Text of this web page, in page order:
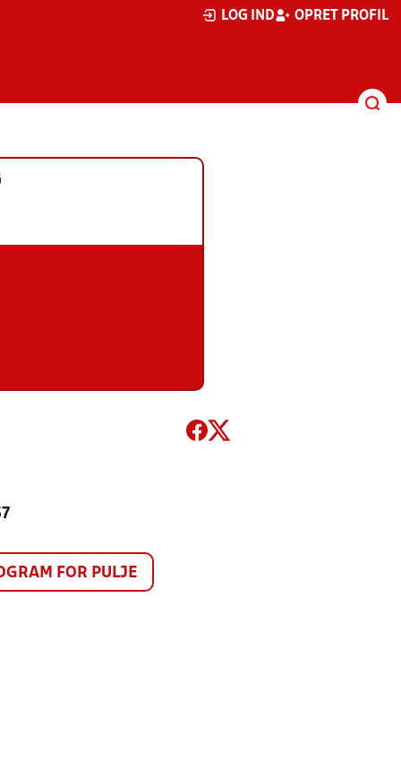
LOG IND OPRET PROFIL
FOR PULJE